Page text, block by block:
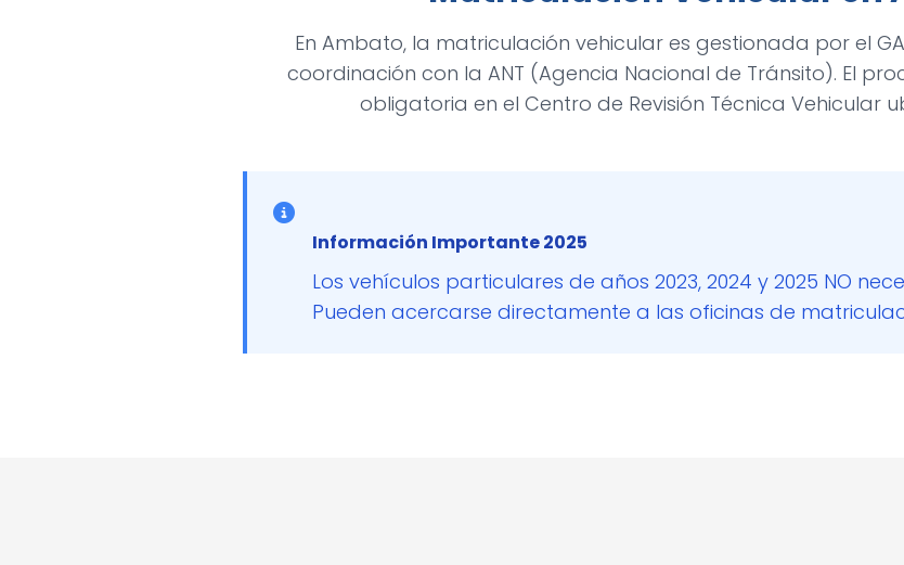
En Ambato, la matriculación vehicular es gestionada por el
coordinación con la ANT (Agencia Nacional de Tránsito). El
obligatoria en el Centro de Revisión Técnica Vehicular
Información Importante 2025
Los vehículos particulares de años 2023, 2024 y 2025 NO
Pueden acercarse directamente a las oficinas de